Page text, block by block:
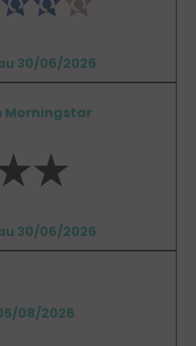
30/06/2026
Morningstar
30/06/2026
08/2026